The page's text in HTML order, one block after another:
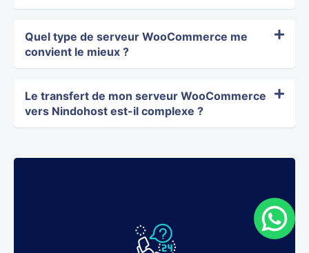
Quel type de serveur WooCommerce me
convient le mieux ?
Le transfert de mon serveur WooCommerce
vers Nindohost est-il complexe ?